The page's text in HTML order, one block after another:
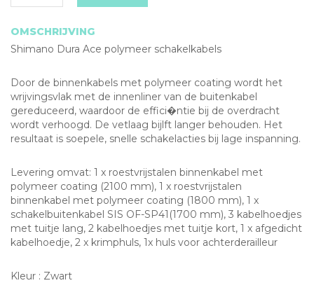
OMSCHRIJVING
Shimano Dura Ace polymeer schakelkabels
Door de binnenkabels met polymeer coating wordt het
wrijvingsvlak met de innenliner van de buitenkabel
gereduceerd, waardoor de effici�ntie bij de overdracht
wordt verhoogd. De vetlaag bijlft langer behouden. Het
resultaat is soepele, snelle schakelacties bij lage inspanning.
Levering omvat: 1 x roestvrijstalen binnenkabel met
polymeer coating (2100 mm), 1 x roestvrijstalen
binnenkabel met polymeer coating (1800 mm), 1 x
schakelbuitenkabel SIS OF-SP41(1700 mm), 3 kabelhoedjes
met tuitje lang, 2 kabelhoedjes met tuitje kort, 1 x afgedicht
kabelhoedje, 2 x krimphuls, 1x huls voor achterderailleur
Kleur : Zwart